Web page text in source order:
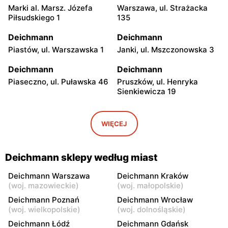
Marki al. Marsz. Józefa
Piłsudskiego 1
Warszawa, ul. Strażacka
135
Deichmann
Piastów, ul. Warszawska 1
Deichmann
Janki, ul. Mszczonowska 3
Deichmann
Piaseczno, ul. Puławska 46
Deichmann
Pruszków, ul. Henryka
Sienkiewicza 19
Jabłonna, ul. Zegrzyńska 7
Deichmann
Wołomin, ul. Geodetów 2
Otwock, ul. Płk. Ryszarda
Milanówek, ul. Nowowiejska
2A
Deichmann
Nowy Dwór Mazowiecki, ul.
Gen. Jerzego Przemysława
Morawicza 2B
Deichmann
Grodzisk Mazowiecki, ul.
Rzemieślnicza 22
WIĘCEJ
Deichmann sklepy według miast
Deichmann Warszawa
(woj. mazowieckie)
Deichmann Kraków
(woj. małopolskie)
Deichmann Poznań
(woj. wielkopolskie)
Deichmann Wrocław
(woj. dolnośląskie)
Deichmann Łódź
Deichmann Gdańsk